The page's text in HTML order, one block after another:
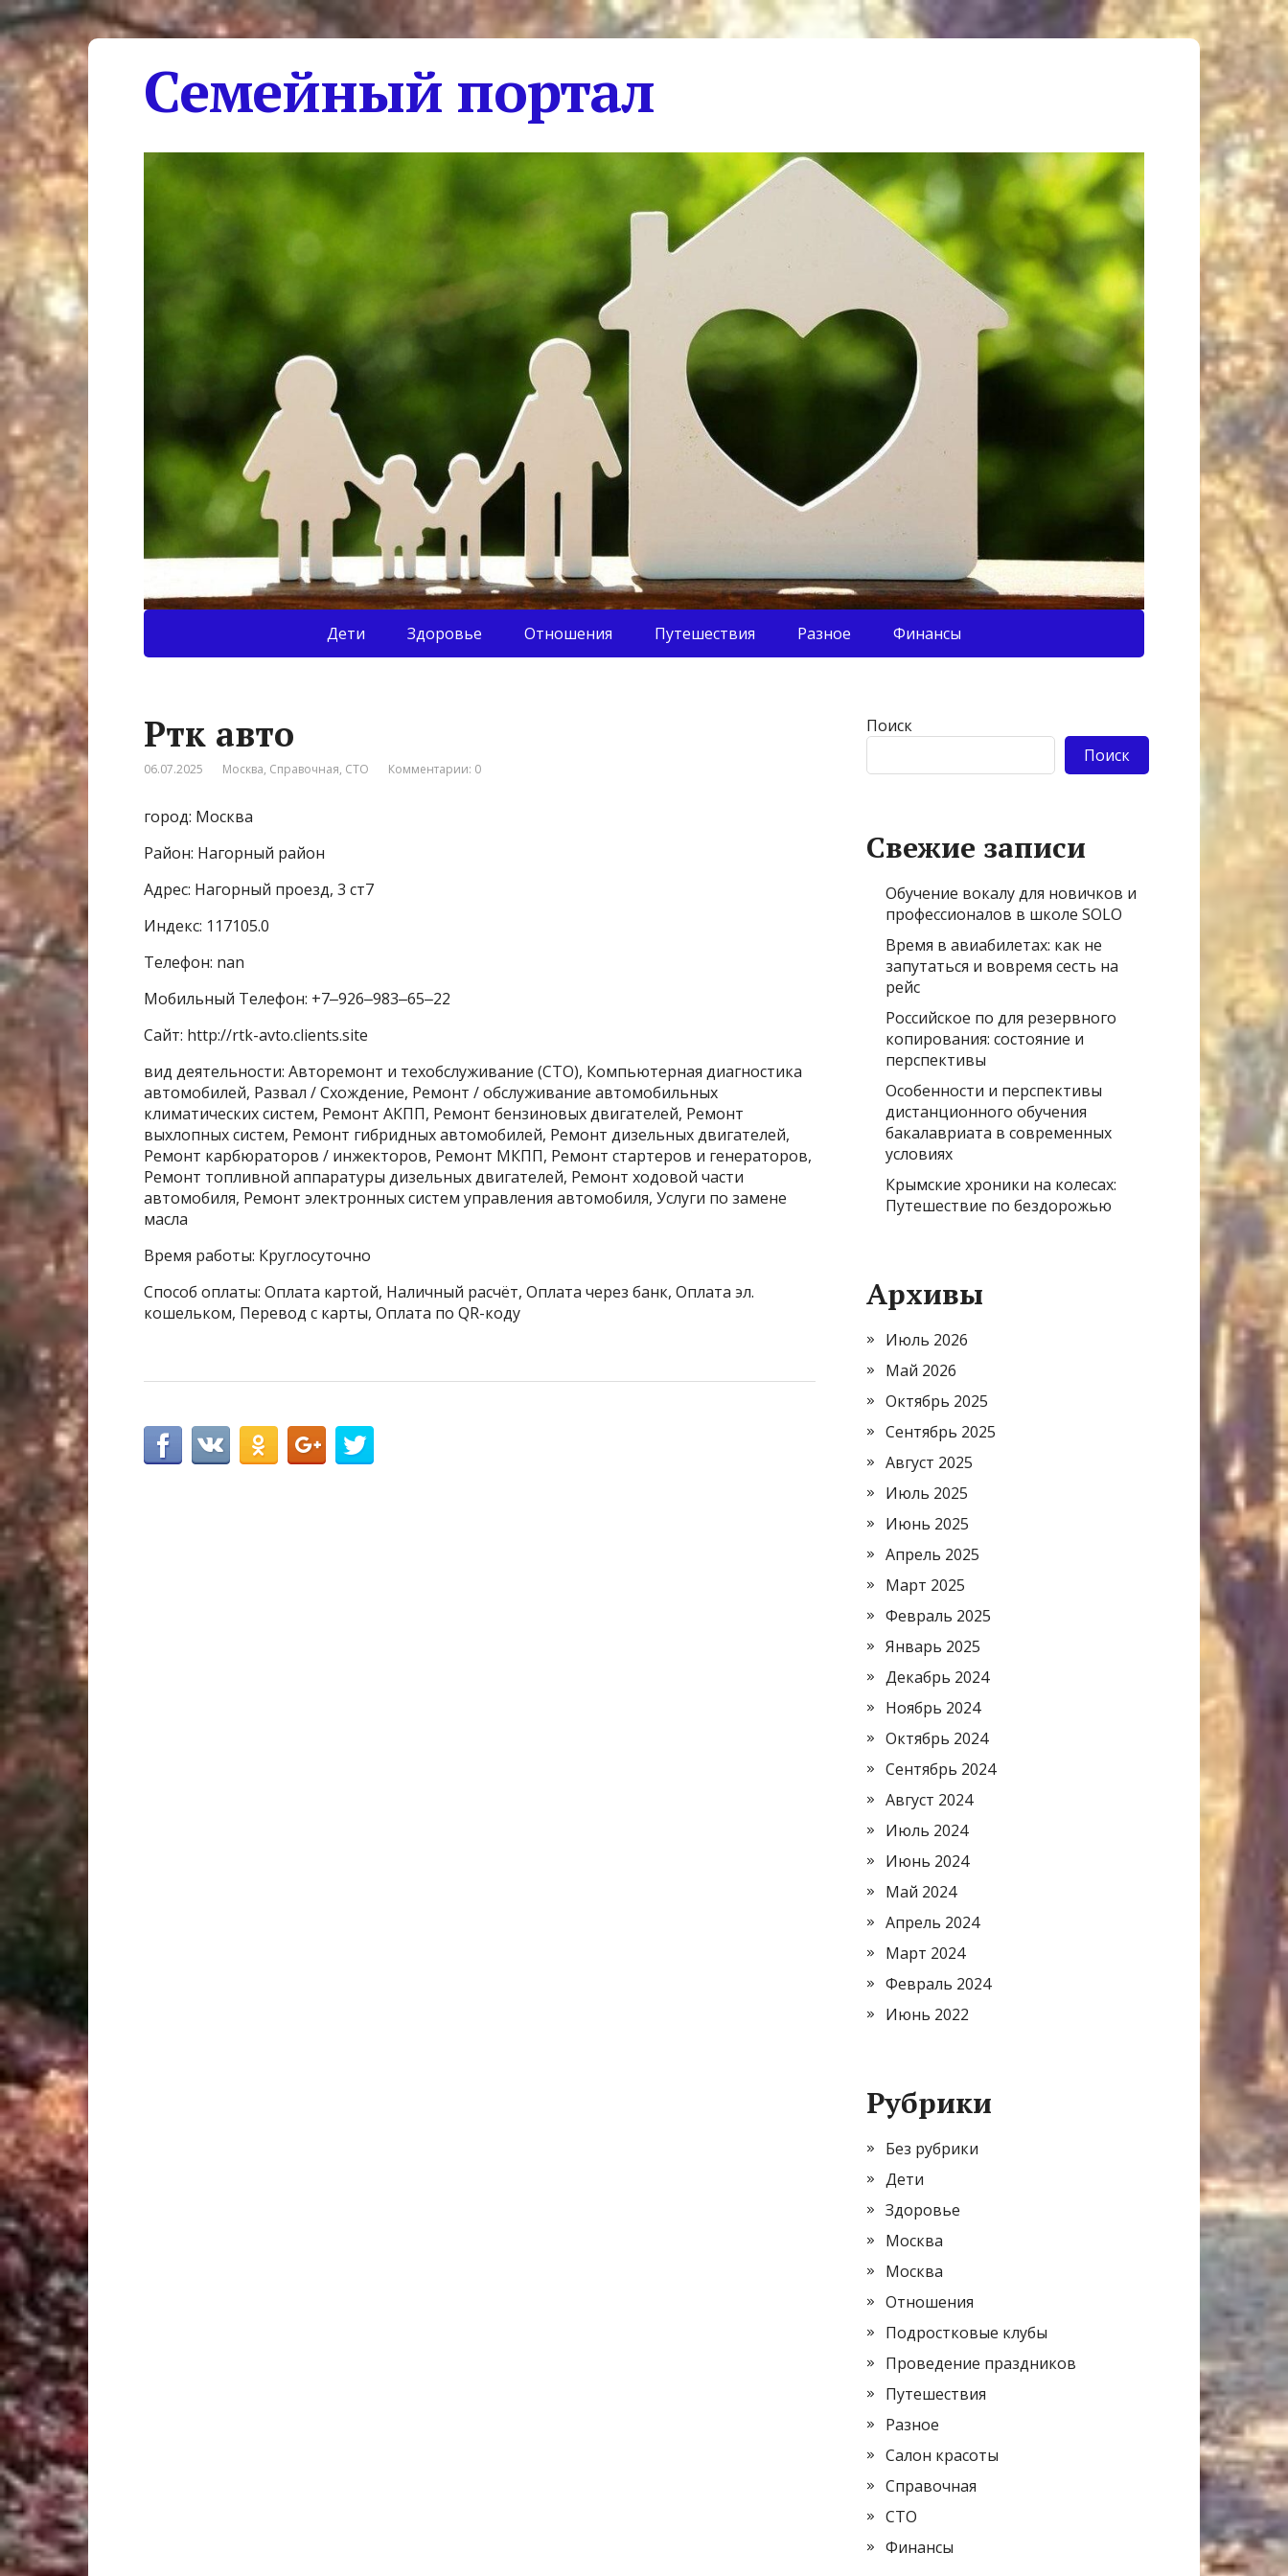
Семейный портал
Дети Здоровье Отношения Путешествия Разное Финансы
Ртк авто
06.07.2025 Москва, Справочная, СТО Комментарии: 0
город: Москва
Район: Нагорный район
Адрес: Нагорный проезд, 3 ст7
Индекс: 117105.0
Телефон: nan
Мобильный Телефон: +7‒926‒983‒65‒22
Сайт: http://rtk-avto.clients.site
вид деятельности: Авторемонт и техобслуживание (СТО), Компьютерная диагностика
автомобилей, Развал / Схождение, Ремонт / обслуживание автомобильных
климатических систем, Ремонт АКПП, Ремонт бензиновых двигателей, Ремонт
выхлопных систем, Ремонт гибридных автомобилей, Ремонт дизельных двигателей,
Ремонт карбюраторов / инжекторов, Ремонт МКПП, Ремонт стартеров и генераторов,
Ремонт топливной аппаратуры дизельных двигателей, Ремонт ходовой части
автомобиля, Ремонт электронных систем управления автомобиля, Услуги по замене
масла
Время работы: Круглосуточно
Способ оплаты: Оплата картой, Наличный расчёт, Оплата через банк, Оплата эл.
кошельком, Перевод с карты, Оплата по QR-коду
Поиск
Поиск
Свежие записи
Обучение вокалу для новичков и
профессионалов в школе SOLO
Время в авиабилетах: как не
запутаться и вовремя сесть на
рейс
Российское по для резервного
копирования: состояние и
перспективы
Особенности и перспективы
дистанционного обучения
бакалавриата в современных
условиях
Крымские хроники на колесах:
Путешествие по бездорожью
Архивы
Июль 2026
Май 2026
Октябрь 2025
Сентябрь 2025
Август 2025
Июль 2025
Июнь 2025
Апрель 2025
Март 2025
Февраль 2025
Январь 2025
Декабрь 2024
Ноябрь 2024
Октябрь 2024
Сентябрь 2024
Август 2024
Июль 2024
Июнь 2024
Май 2024
Апрель 2024
Март 2024
Февраль 2024
Июнь 2022
Рубрики
Без рубрики
Дети
Здоровье
Москва
Москва
Отношения
Подростковые клубы
Проведение праздников
Путешествия
Разное
Салон красоты
Справочная
СТО
Финансы